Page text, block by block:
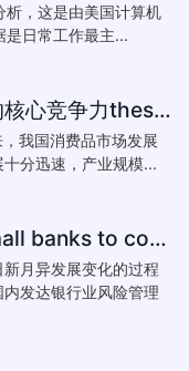
析，这是由美国计算机
是日常工作最主...
论如何提升我国本土零售企业的核心竞争力thesis:The theory of how to improve the core competitiveness of domestic retail e
我国消费品市场发展
分迅速，产业规模...
小型银行如何控制风险How small banks to control risk
月异发展变化的过程
发达银行业风险管理